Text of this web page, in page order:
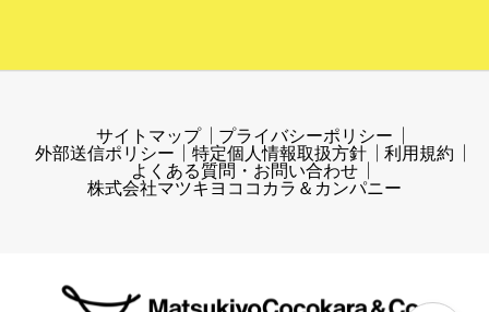
サイトマップ
プライバシーポリシー
外部送信ポリシー
特定個人情報取扱方針
利用規約
よくある質問・お問い合わせ
株式会社マツキヨココカラ＆カンパニー